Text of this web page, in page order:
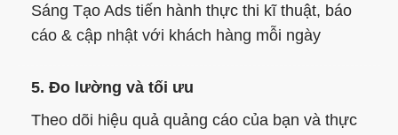
Sáng Tạo Ads tiến hành thực thi kĩ thuật, báo
cáo & cập nhật với khách hàng mỗi ngày
5. Đo lường và tối ưu
Theo dõi hiệu quả quảng cáo của bạn và thực